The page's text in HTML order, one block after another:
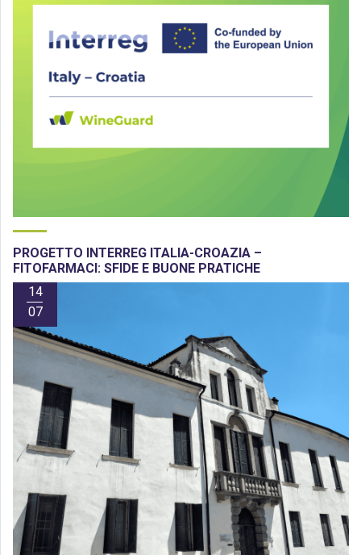
PROGETTO INTERREG ITALIA-CROAZIA –
FITOFARMACI: SFIDE E BUONE PRATICHE
14
07